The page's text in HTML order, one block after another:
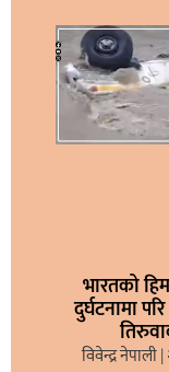
भारतको
दुर्घटनामा
विवेन्द्र नेपाली